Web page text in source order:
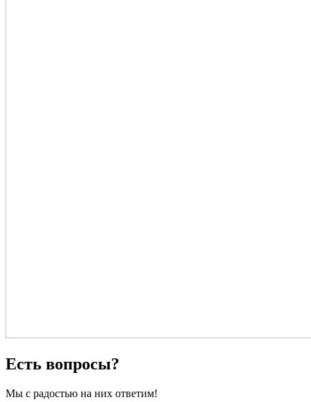
Есть вопросы?
Мы с радостью на них ответим!